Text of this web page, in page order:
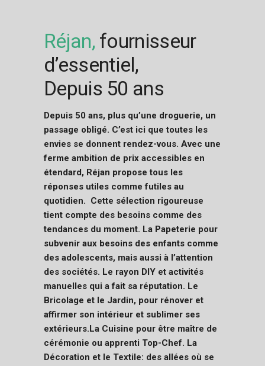
Réjan, fournisseur
d’essentiel,
Depuis 50 ans
Depuis 50 ans, plus qu’une droguerie, un
passage obligé. C’est ici que toutes les
envies se donnent rendez-vous. Avec une
ferme ambition de prix accessibles en
étendard, Réjan propose tous les
réponses utiles comme futiles au
quotidien. Cette sélection rigoureuse
tient compte des besoins comme des
tendances du moment. La Papeterie pour
subvenir aux besoins des enfants comme
des adolescents, mais aussi à l’attention
des sociétés. Le rayon DIY et activités
manuelles qui a fait sa réputation. Le
Bricolage et le Jardin, pour rénover et
affirmer son intérieur et sublimer ses
extérieurs.La Cuisine pour être maître de
cérémonie ou apprenti Top-Chef. La
Décoration et le Textile: des allées où se